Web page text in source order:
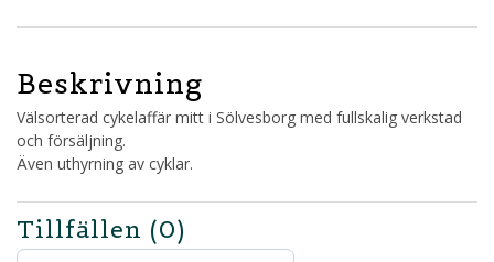
Beskrivning
Välsorterad cykelaffär mitt i Sölvesborg med fullskalig verkstad
och försäljning.
Även uthyrning av cyklar.
Tillfällen (0)